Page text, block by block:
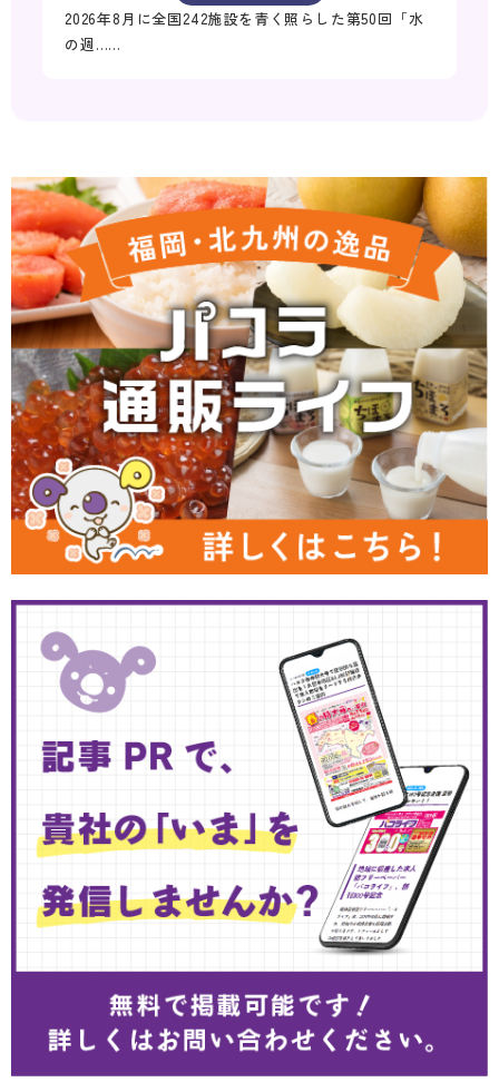
2026年8月に全国242施設を青く照らした第50回「水
の週……